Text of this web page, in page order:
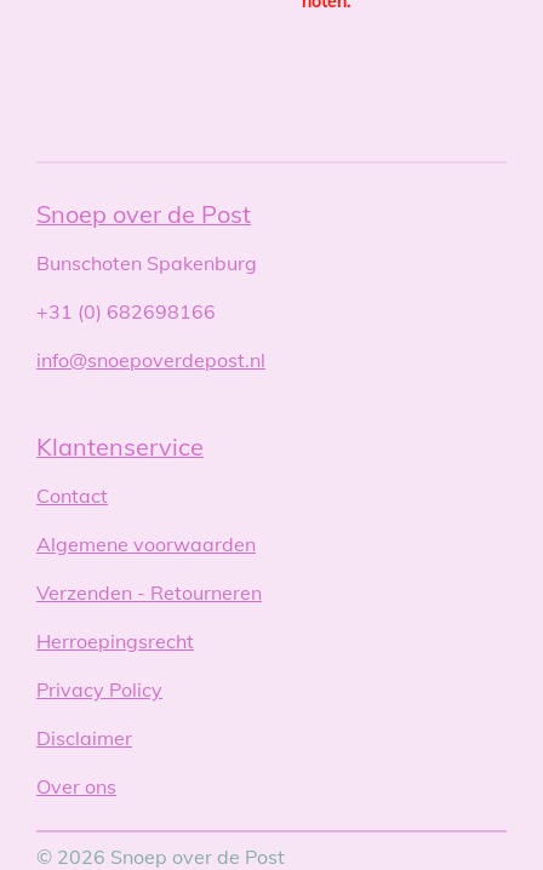
Snoep over de Post
Bunschoten Spakenburg
+31 (0) 682698166
info@snoepoverdepost.nl
Klantenservice
Contact
Algemene voorwaarden
Verzenden - Retourneren
Herroepingsrecht
Privacy Policy
Disclaimer
Over ons
© 2026 Snoep over de Post